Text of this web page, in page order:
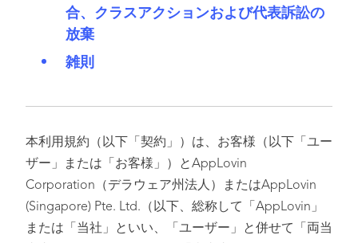
合、クラスアクションおよび代表訴訟の
放棄
雑則
本利用規約（以下「契約」）は、お客様（以下「ユー
ザー」または「お客様」）とAppLovin
Corporation（デラウェア州法人）またはAppLovin
(Singapore) Pte. Ltd.（以下、総称して「AppLovin」
または「当社」といい、「ユーザー」と併せて「両当